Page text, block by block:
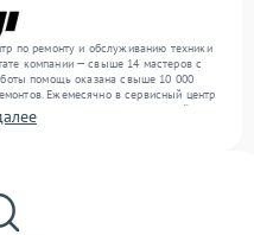
по ремонту и обслуживанию техники
компании — свыше 14 мастеров с
помощь оказана свыше 10 000
Ежемесячно в сервисный центр
, , . Мы устраняем поломки любой
благодаря отлаженным процессам